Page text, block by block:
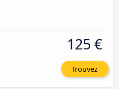
125 €
Trouvez